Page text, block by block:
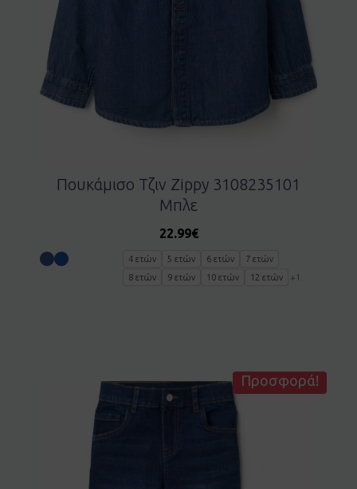
Πουκάμισο Τζιν Zippy 3108235101
Μπλε
22.99€
4 ετών 5 ετών 6 ετών
7 ετών
8 ετών
9 ετών 10 ετών 12 ετών +1
Προσφορά!